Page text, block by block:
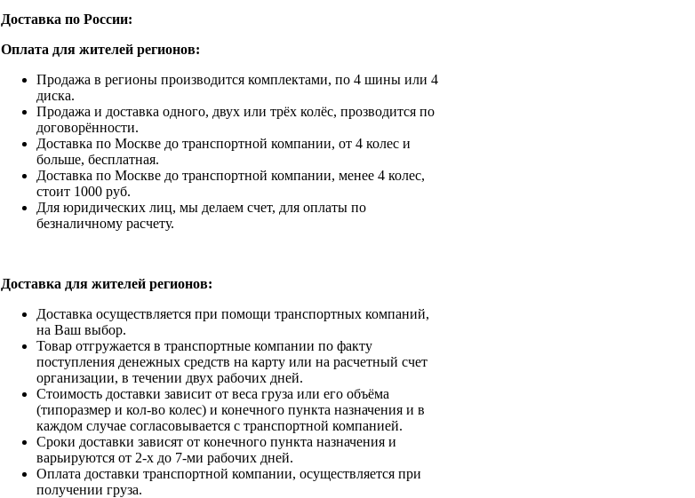
Доставка по России:
Оплата для жителей регионов:
Продажа в регионы производится комплектами, по 4 шины или 4
диска.
Продажа и доставка одного, двух или трёх колёс, прозводится по
договорённости.
Доставка по Москве до транспортной компании, от 4 колес и
больше, бесплатная.
Доставка по Москве до транспортной компании, менее 4 колес,
стоит 1000 руб.
Для юридических лиц, мы делаем счет, для оплаты по
безналичному расчету.
Доставка для жителей регионов:
Доставка осуществляется при помощи транспортных компаний,
на Ваш выбор.
Товар отгружается в транспортные компании по факту
поступления денежных средств на карту или на расчетный счет
организации, в течении двух рабочих дней.
Стоимость доставки зависит от веса груза или его объёма
(типоразмер и кол-во колес) и конечного пункта назначения и в
каждом случае согласовывается с транспортной компанией.
Сроки доставки зависят от конечного пункта назначения и
варьируются от 2-х до 7-ми рабочих дней.
Оплата доставки транспортной компании, осуществляется при
получении груза.